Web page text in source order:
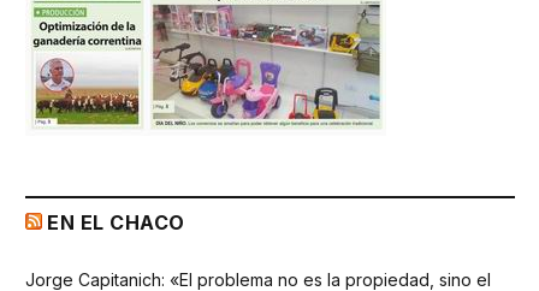
EN EL CHACO
Jorge Capitanich: «El problema no es la propiedad, sino el